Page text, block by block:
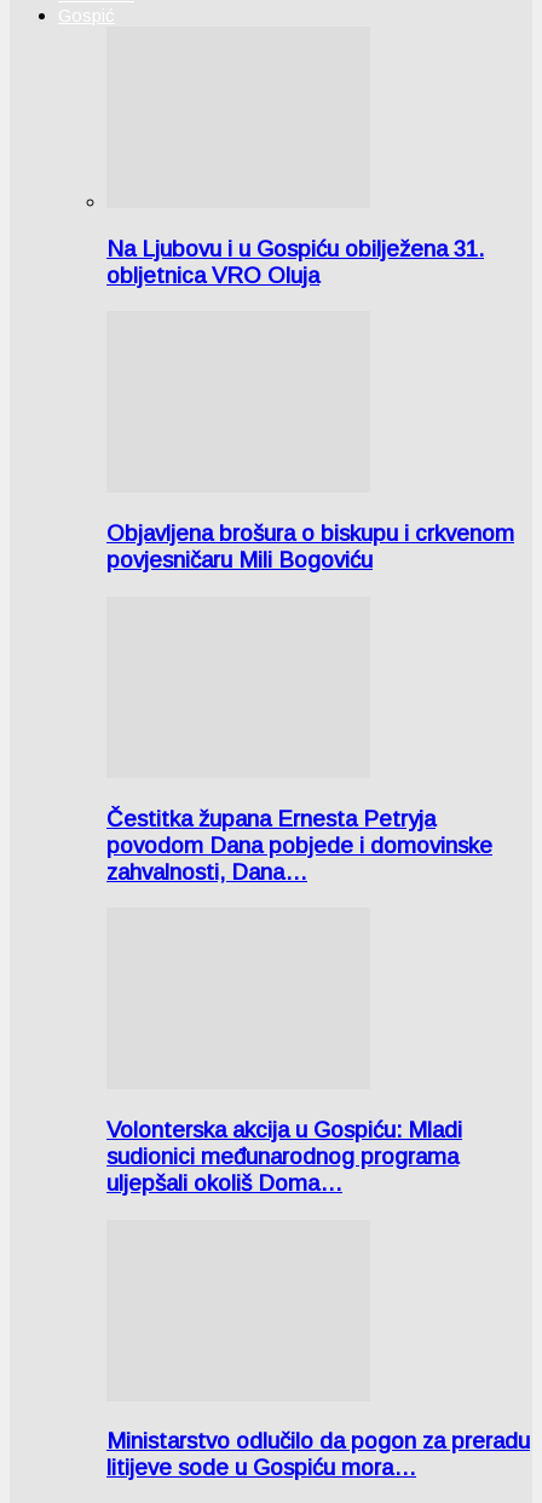
Gospić
Na Ljubovu i u Gospiću obilježena 31.
obljetnica VRO Oluja
Objavljena brošura o biskupu i crkvenom
povjesničaru Mili Bogoviću
Čestitka župana Ernesta Petryja
povodom Dana pobjede i domovinske
zahvalnosti, Dana…
Volonterska akcija u Gospiću: Mladi
sudionici međunarodnog programa
uljepšali okoliš Doma…
Ministarstvo odlučilo da pogon za preradu
litijeve sode u Gospiću mora…